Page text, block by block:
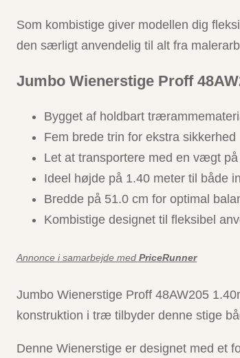
Som kombistige giver modellen dig
den særligt anvendelig til alt fra
Jumbo Wienerstige Proff
Bygget af holdbart
Fem brede trin for ekstra sikkerhed
Let at transportere med en vægt
Ideel højde på 1.40 meter til både
Bredde på 51.0 cm for optimal
Kombistige designet til fleksibel
Annonce i samarbejde med PriceRunner
Jumbo Wienerstige Proff 48AW205
konstruktion i træ tilbyder denne stige
Denne Wienerstige er designet med et